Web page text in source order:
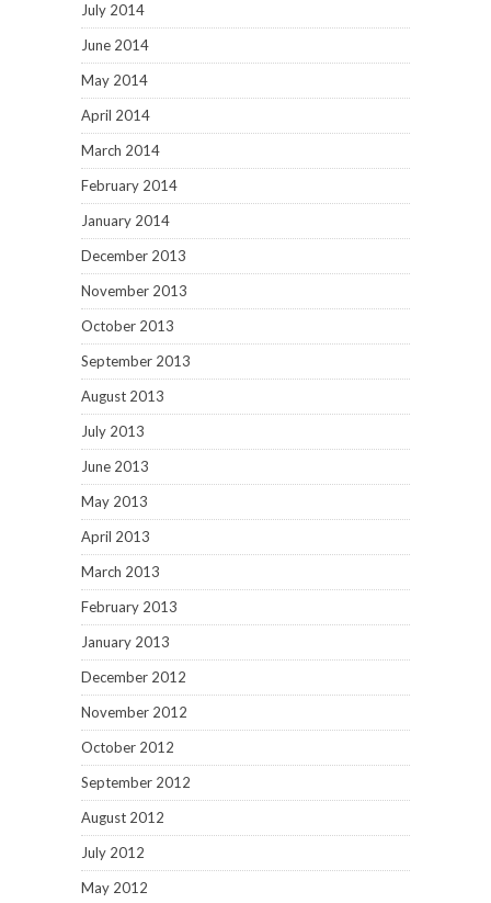
July 2014
June 2014
May 2014
April 2014
March 2014
February 2014
January 2014
December 2013
November 2013
October 2013
September 2013
August 2013
July 2013
June 2013
May 2013
April 2013
March 2013
February 2013
January 2013
December 2012
November 2012
October 2012
September 2012
August 2012
July 2012
May 2012